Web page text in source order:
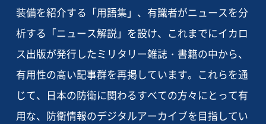
装備を紹介する「用語集」、有識者がニュースを分
析する「ニュース解説」を設け、これまでにイカロ
ス出版が発行したミリタリー雑誌・書籍の中から、
有用性の高い記事群を再掲しています。これらを通
じて、日本の防衛に関わるすべての方々にとって有
用な、防衛情報のデジタルアーカイブを目指してい